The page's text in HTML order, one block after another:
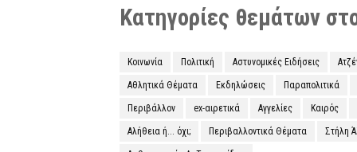
Κατηγορίες θεμάτων
Κοινωνία Πολιτική Αστυνομικές Ειδήσεις
Αθλητικά Θέματα Εκδηλώσεις Παραπολιτικά
Περιβάλλον ex-αιρετικά Αγγελίες Καιρός
Αλήθεια ή... όχι; Περιβαλλοντικά Θέματα Στήλη